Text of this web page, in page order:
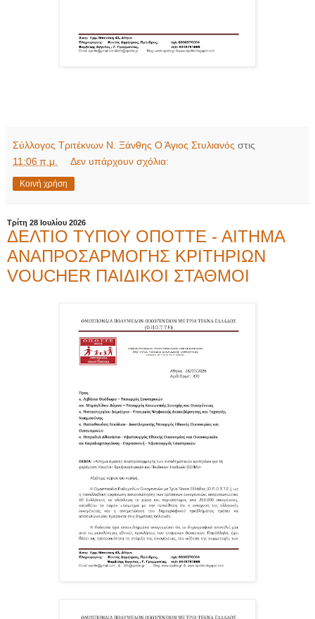
Σύλλογος Τριτέκνων Ν. Ξάνθης Ο Άγιος Στυλιανός στις
11:06 π.μ.
Δεν υπάρχουν σχόλια:
Κοινή χρήση
Τρίτη 28 Ιουλίου 2026
ΔΕΛΤΙΟ ΤΥΠΟΥ ΟΠΟΤΤΕ - ΑΙΤΗΜΑ
ΑΝΑΠΡΟΣΑΡΜΟΓΗΣ ΚΡΙΤΗΡΙΩΝ
VOUCHER ΠΑΙΔΙΚΟΙ ΣΤΑΘΜΟΙ